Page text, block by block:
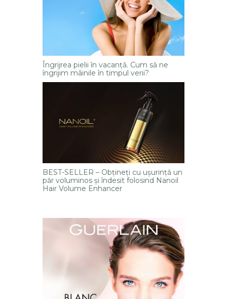
Îngrijrea pielii în vacanţă. Cum să ne
îngrijim mâinile în timpul verii?
BEST-SELLER – Obțineți cu ușurință un
păr voluminos și îndesit folosind Nanoil
Hair Volume Enhancer